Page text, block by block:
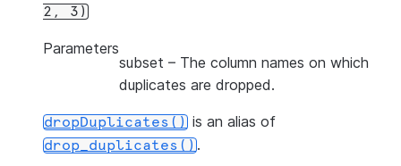
2,
3)
Parameters
subset – The column names on which
duplicates are dropped.
dropDuplicates() is an alias of
drop_duplicates().